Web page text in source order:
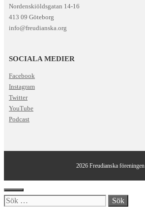
Nordenskiöldsgatan 14-16
413 09 Göteborg
info@freudianska.org
SOCIALA MEDIER
Facebook
Instagram
Twitter
YouTube
Podcast
2026 Freudianska föreningen
Stäng
Sök